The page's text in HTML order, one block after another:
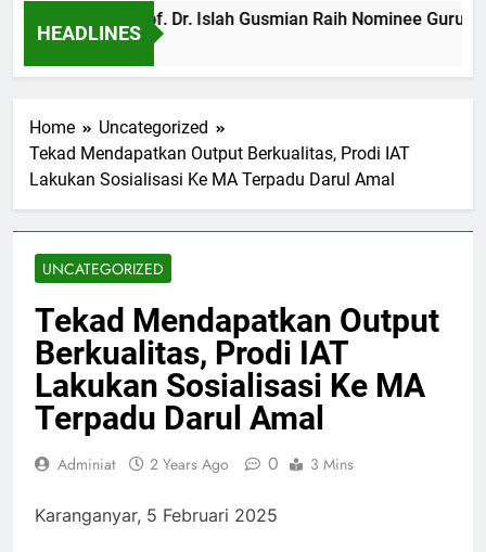
HEADLINES
Profil IAT: Prof. Dr. Islah Gusmian Raih Nominee Guru
8 Months Ago
Home
Uncategorized
Tekad Mendapatkan Output Berkualitas, Prodi IAT
Lakukan Sosialisasi Ke MA Terpadu Darul Amal
UNCATEGORIZED
Tekad Mendapatkan Output
Berkualitas, Prodi IAT
Lakukan Sosialisasi Ke MA
Terpadu Darul Amal
Adminiat 2 Years Ago 0 3 Mins
Karanganyar, 5 Februari 2025